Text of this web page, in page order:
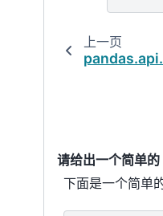
上一页
请给出一个简单
下面是一个简单